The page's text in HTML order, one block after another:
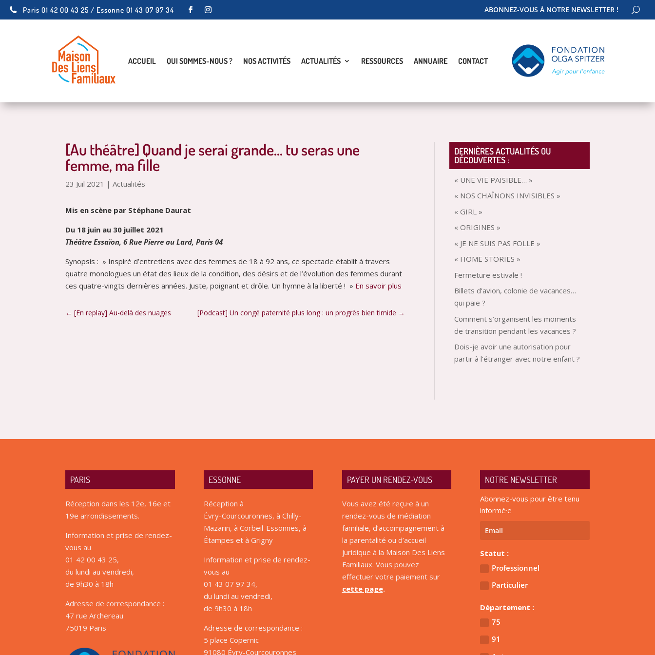
 Paris 01 42 00 43 25 / Essonne 01 43 07 97 34 ABONNEZ-VOUS À NOTRE NEWSLETTER !
ACCUEIL QUI SOMMES-NOUS ? NOS ACTIVITÉS ACTUALITÉS RESSOURCES ANNUAIRE CONTACT
[Au théâtre] Quand je serai grande… tu seras une
femme, ma fille
23 Juil 2021 |Actualités
Mis en scène par Stéphane Daurat
Du 18 juin au 30 juillet 2021
Théâtre Essaïon, 6 Rue Pierre au Lard, Paris 04
Synopsis : » Inspiré d’entretiens avec des femmes de 18 à 92 ans, ce spectacle établit à travers
quatre monologues un état des lieux de la condition, des désirs et de l’évolution des femmes durant
ces quatre-vingts dernières années. Juste, poignant et drôle. Un hymne à la liberté ! » En savoir plus
←[En replay] Au-delà des nuages [Podcast] Un congé paternité plus long : un progrès bien timide →
DERNIÈRES ACTUALITÉS OU
DÉCOUVERTES :
« UNE VIE PAISIBLE… »
« NOS CHAÎNONS INVISIBLES »
« GIRL »
« ORIGINES »
« JE NE SUIS PAS FOLLE »
« HOME STORIES »
Fermeture estivale !
Billets d’avion, colonie de vacances…
qui paie ?
Comment s’organisent les moments
de transition pendant les vacances ?
Dois-je avoir une autorisation pour
partir à l’étranger avec notre enfant ?
PARIS
Réception dans les 12e, 16e et
19e arrondissements.
Information et prise de rendez-
vous au
01 42 00 43 25,
du lundi au vendredi,
de 9h30 à 18h
Adresse de correspondance :
47 rue Archereau
75019 Paris
ESSONNE
Réception à
Évry-Courcouronnes, à Chilly-
Mazarin, à Corbeil-Essonnes, à
Étampes et à Grigny
Information et prise de rendez-
vous au
01 43 07 97 34,
du lundi au vendredi,
de 9h30 à 18h
Adresse de correspondance :
5 place Copernic
91080 Évry-Courcouronnes
PAYER UN RENDEZ-VOUS
Vous avez été reçu·e à un
rendez-vous de médiation
familiale, d’accompagnement à
la parentalité ou d’accueil
juridique à la Maison Des Liens
Familiaux. Vous pouvez
effectuer votre paiement sur
cette page.
NOTRE NEWSLETTER
Abonnez-vous pour être tenu
informé·e
Statut :
Professionnel
Particulier
Département :
75
91